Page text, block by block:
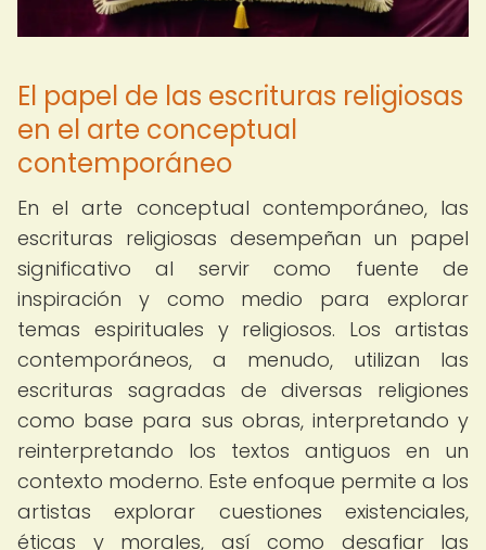
El papel de las escrituras religiosas
en el arte conceptual
contemporáneo
En el arte conceptual contemporáneo, las
escrituras religiosas desempeñan un papel
significativo al servir como fuente de
inspiración y como medio para explorar
temas espirituales y religiosos. Los artistas
contemporáneos, a menudo, utilizan las
escrituras sagradas de diversas religiones
como base para sus obras, interpretando y
reinterpretando los textos antiguos en un
contexto moderno. Este enfoque permite a los
artistas explorar cuestiones existenciales,
éticas y morales, así como desafiar las